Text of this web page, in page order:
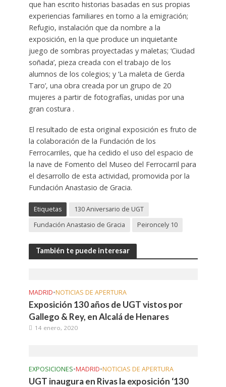
que han escrito historias basadas en sus propias
experiencias familiares en torno a la emigración;
Refugio, instalación que da nombre a la
exposición, en la que produce un inquietante
juego de sombras proyectadas y maletas; ‘Ciudad
soñada’, pieza creada con el trabajo de los
alumnos de los colegios; y ‘La maleta de Gerda
Taro’, una obra creada por un grupo de 20
mujeres a partir de fotografías, unidas por una
gran costura .
El resultado de esta original exposición es fruto de
la colaboración de la Fundación de los
Ferrocarriles, que ha cedido el uso del espacio de
la nave de Fomento del Museo del Ferrocarril para
el desarrollo de esta actividad, promovida por la
Fundación Anastasio de Gracia.
Etiquetas
130 Aniversario de UGT
Fundación Anastasio de Gracia
Peironcely 10
También te puede interesar
MADRID•NOTICIAS DE APERTURA
Exposición 130 años de UGT vistos por
Gallego & Rey, en Alcalá de Henares
14 enero, 2020
EXPOSICIONES•MADRID•NOTICIAS DE APERTURA
UGT inaugura en Rivas la exposición ‘130